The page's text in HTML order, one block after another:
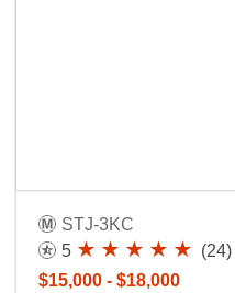
STJ-3KC
5
(24)
$15,000 - $18,000